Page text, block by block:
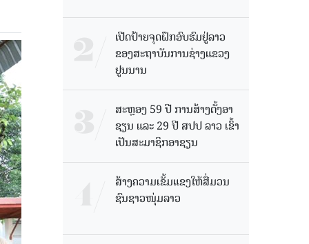
ເປີດປ້າຍຈຸດຝຶກອົບຮົມຢູ່ລາວ
ຂອງສະຖາບັນການຊ່າງແຂວງ
ຢູນນານ
ສະຫຼອງ 59 ປີ ການສ້າງຕັ້ງອາ
ຊຽນ ແລະ 29 ປີ ສປປ ລາວ ເຂົ້າ
ເປັນສະມາຊິກອາຊຽນ
ສ້າງຄວາມເຂັ້ມແຂງໃຫ້ສື່ມວນ
ຊົນຊາວໜຸ່ມລາວ